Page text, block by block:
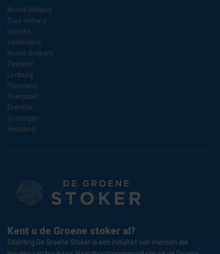
Noord-Holland
Zuid-Holland
Utrecht
Gelderland
Noord-Brabant
Zeeland
Limburg
Flevoland
Overijssel
Drenthe
Groningen
Friesland
Kent u de Groene stoker al?
Stichting De Groene Stoker is een initiatief van mensen die